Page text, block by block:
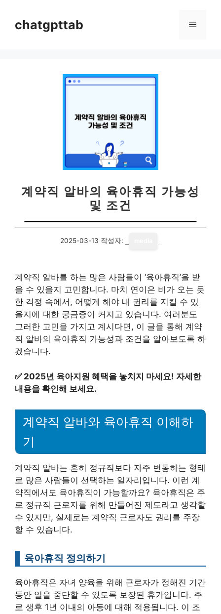
chatgpttab 메
계약직 알바의 육아휴직 가능성
및 조건
2025-03-13 작성자:
계약직 알바를 하는 많은 사람들이 ‘육아휴직’을 받
을 수 있을지 고민합니다. 마치 연이은 비가 오는 듯
한 걱정 속에서, 어떻게 해야 내 권리를 지킬 수 있
을지에 대한 궁금증이 커지고 있습니다. 여러분도
그러한 고민을 가지고 계시다면, 이 글을 통해 계약
직 알바의 육아휴직 가능성과 조건을 알아보도록 하
겠습니다.
✅ 2025년 육아지원 혜택을 놓치지 마세요! 자세한
내용을 확인해 보세요.
계약직 알바와 육아휴직 이해하
기
계약직 알바는 흔히 정규직보다 자주 변동하는 형태
로 많은 사람들이 선택하는 일자리입니다. 이런 계
약직에서도 육아휴직이 가능할까요? 육아휴직은 주
로 정규직 근로자를 위해 만들어진 제도라고 생각할
수 있지만, 실제로는 계약직 근로자도 권리를 주장
할 수 있습니다.
육아휴직 정의하기
육아휴직은 자녀 양육을 위해 근로자가 정해진 기간
동안 일을 중단할 수 있도록 보장된 휴가입니다. 주
로 생후 1년 이내의 아동에 대해 적용됩니다. 이 조